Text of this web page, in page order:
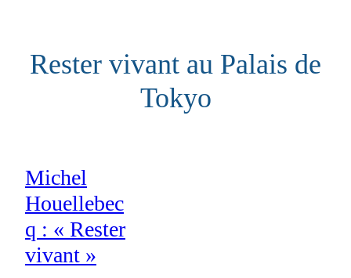
contenuRester vivant au Palais de
Tokyo
Michel
Houellebec
q : « Rester
vivant »